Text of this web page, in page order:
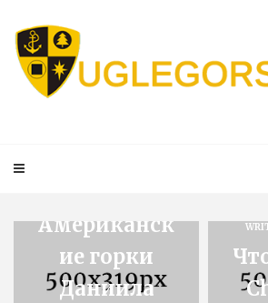
content
Американск
ие горки
Даниила